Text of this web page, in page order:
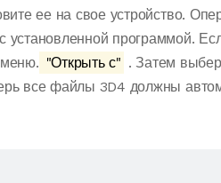
ее на свое устройство.
установленной программой.
"Открыть с" . Затем
все файлы 3D4 должны